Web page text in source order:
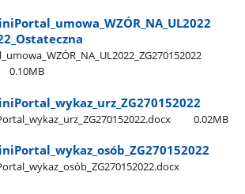
0.10MB
0.02MB